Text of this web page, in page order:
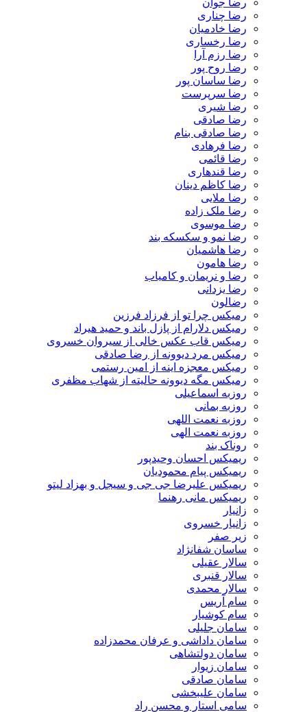
رضا جوان
رضا چناری
رضا خادمیان
رضا رخساری
رضا رزم آرا
رضا روح پور
رضا ساسان پور
رضا سرپرست
رضا شیری
رضا صادقی
رضا صادقی بنام
رضا فرهادی
رضا قائمی
رضا قندهاری
رضا کاظم دینان
رضا ملایی
رضا ملک زاده
رضا موسوی
رضا نمو و سکسکه بند
رضا هاشمیان
رضا هامون
رضا و نریمان و کامیاب
رضا یزدانی
رضالون
رمیکس چرا تو از فرزاد فرزین
رمیکس دلارام از پازل باند و حمید هیراد
رمیکس قاب عکس خالی از سیروان خسروی
رمیکس مرد دیوونه از رضا صادقی
رمیکس معجزه اینه از امین رستمی
رمیکس مگه دیوونه حالیته از شهاب مظفری
روزبه اسماعیلی
روزبه بمانی
روزبه نعمت اللهی
روزبه نعمت الهی
روناک بند
ریمیکس احسان وحیدپور
ریمیکس پیام محمودیان
ریمیکس علیرضا جی جی و سیجل و بهزاد لیتو
ریمیکس مانی رهنما
زانیار
زانیار خسروی
زیر صفر
ساسان شفانژاد
سالار عقیلی
سالار قنبری
سالار محمدی
سام آریس
سام کوشیار
سامان جلیلی
سامان داداشی و عرفان محمدزاده
سامان دولتشاهی
سامان زیوار
سامان صادقی
سامان علیبخشی
سامی استار و محسن راد